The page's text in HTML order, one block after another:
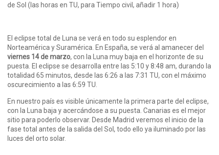
de Sol (las horas en TU, para Tiempo civil, añadir 1 hora)
El eclipse total de Luna se verá en todo su esplendor en
Norteamérica y Suramérica. En España, se verá al amanecer del
viernes 14 de marzo, con la Luna muy baja en el horizonte de su
puesta. El eclipse se desarrolla entre las 5:10 y 8:48 am, durando la
totalidad 65 minutos, desde las 6:26 a las 7:31 TU, con el máximo
oscurecimiento a las 6:59 TU.
En nuestro país es visible únicamente la primera parte del eclipse,
con la Luna baja y acercándose a su puesta. Canarias es el mejor
sitio para poderlo observar. Desde Madrid veremos el inicio de la
fase total antes de la salida del Sol, todo ello ya iluminado por las
luces del orto solar.